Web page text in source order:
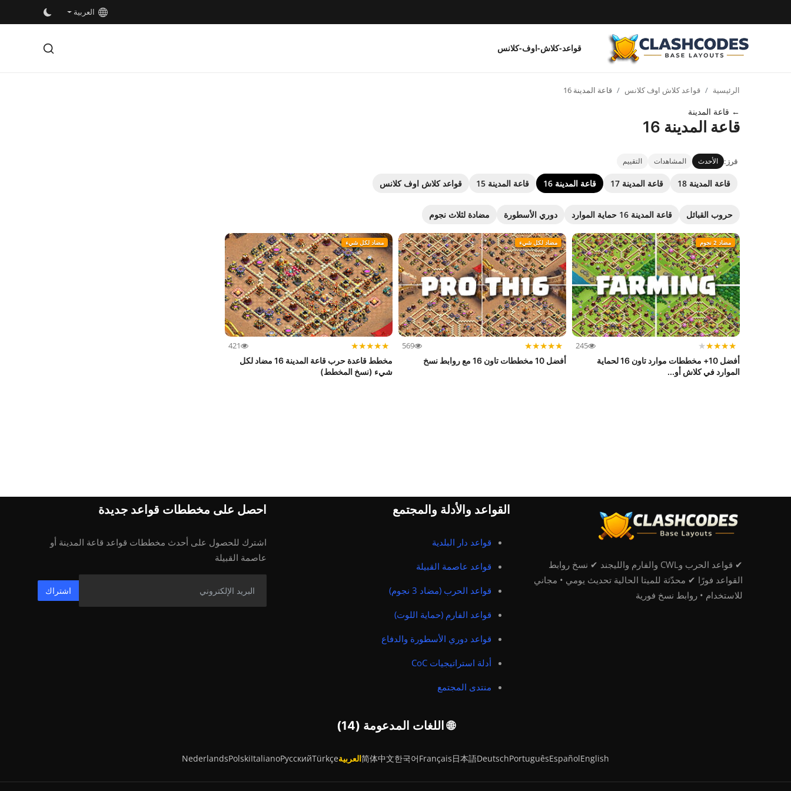
العربية
قواعد-كلاش-اوف-كلانس
العربية
الرئيسية قواعد كلاش اوف كلانس قاعة المدينة 16
← قاعة المدينة
قاعة المدينة 16
فرز: الأحدث المشاهدات التقييم
قاعة المدينة 18 قاعة المدينة 17 قاعة المدينة 16 قاعة المدينة 15 قواعد كلاش اوف كلانس
حروب القبائل قاعة المدينة 16 حماية الموارد دوري الأسطورة مضادة لثلاث نجوم
مضاد 2 نجوم
★
★
★
★
★
245
أفضل 10+ مخططات موارد تاون 16 لحماية
الموارد في كلاش أو...
مضاد لكل شيء
★
★
★
★
★
569
أفضل 10 مخططات تاون 16 مع روابط نسخ
مضاد لكل شيء
★
★
★
★
★
421
مخطط قاعدة حرب قاعة المدينة 16 مضاد لكل
شيء (نسخ المخطط)
✔ قواعد الحرب وCWL والفارم والليجند ✔ نسخ روابط
القواعد فورًا ✔ محدّثة للميتا الحالية تحديث يومي • مجاني
للاستخدام • روابط نسخ فورية
القواعد والأدلة والمجتمع
قواعد دار البلدية
قواعد عاصمة القبيلة
قواعد الحرب (مضاد 3 نجوم)
قواعد الفارم (حماية اللوت)
قواعد دوري الأسطورة والدفاع
أدلة استراتيجيات CoC
منتدى المجتمع
احصل على مخططات قواعد جديدة
اشترك للحصول على أحدث مخططات قواعد قاعة المدينة أو
عاصمة القبيلة
اشتراك
🌐 اللغات المدعومة (14)
English
Español
Português
Deutsch
日本語
Français
한국어
简体中文العربيةTürkçe
Русский
Italiano
Polski
Nederlands